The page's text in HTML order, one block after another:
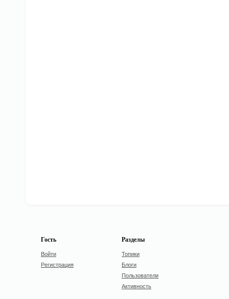
Гость
Войти
Регистрация
Разделы
Топики
Блоги
Пользователи
Активность